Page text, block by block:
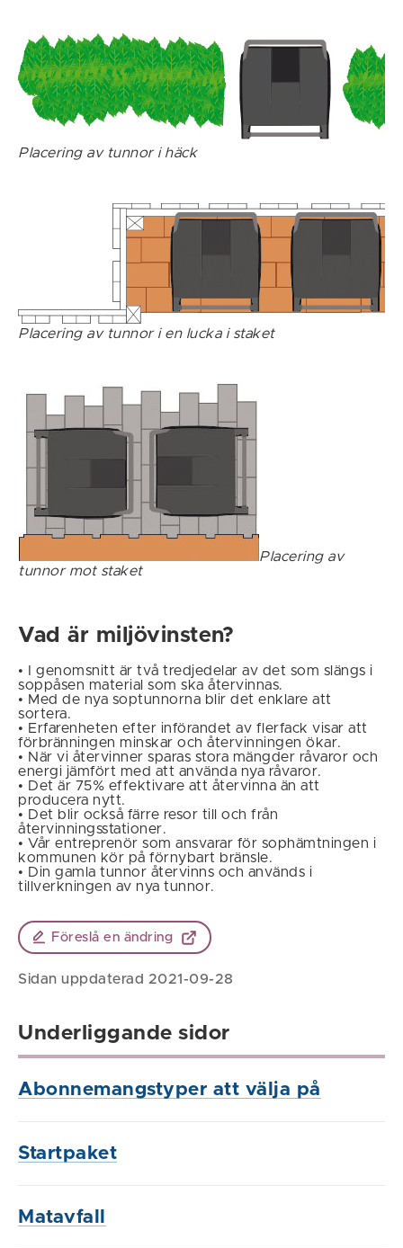
Placering av tunnor i häck
Placering av tunnor i en lucka i staket
Placering av
tunnor mot staket
Vad är miljövinsten?
• I genomsnitt är två tredjedelar av det som slängs i
soppåsen material som ska återvinnas.
• Med de nya soptunnorna blir det enklare att
sortera.
• Erfarenheten efter införandet av flerfack visar att
förbränningen minskar och återvinningen ökar.
• När vi återvinner sparas stora mängder råvaror och
energi jämfört med att använda nya råvaror.
• Det är 75% effektivare att återvinna än att
producera nytt.
• Det blir också färre resor till och från
återvinningsstationer.
• Vår entreprenör som ansvarar för sophämtningen i
kommunen kör på förnybart bränsle.
• Din gamla tunnor återvinns och används i
tillverkningen av nya tunnor.
Föreslå en ändring
Sidan uppdaterad 2021-09-28
Underliggande sidor
Abonnemangstyper att välja på
Startpaket
Matavfall